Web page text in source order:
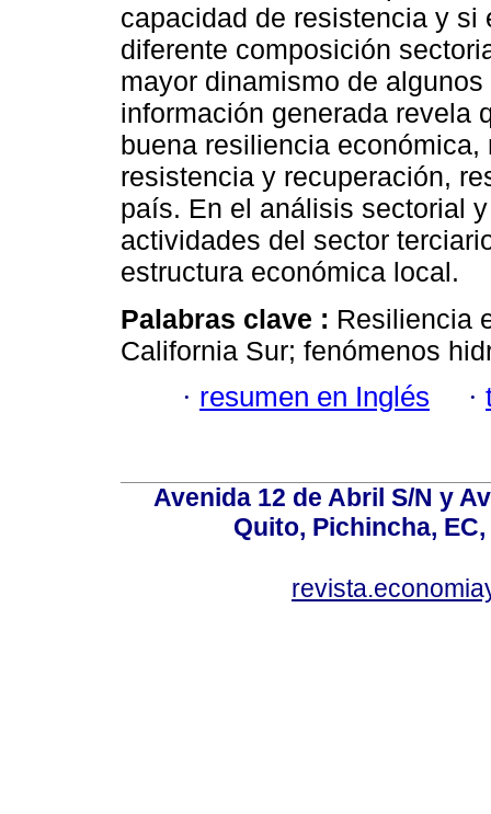
capacidad de resistencia y
diferente composición
mayor dinamismo de
información generada revela
buena resiliencia
resistencia y recuperación,
país. En el análisis sectorial
actividades del sector
estructura económica local.
Palabras clave : Resiliencia
California Sur; fenómenos
· resumen en Inglés ·
Avenida 12 de Abril S/N y
Quito, Pichincha,